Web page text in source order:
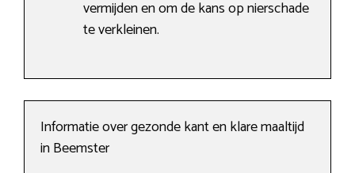
vermijden en om de kans op nierschade
te verkleinen.
Informatie over gezonde kant en klare maaltijd
in Beemster